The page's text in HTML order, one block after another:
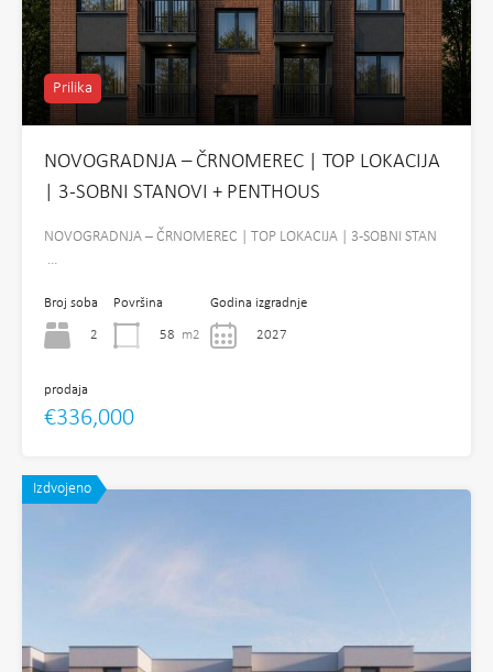
Prilika
NOVOGRADNJA – ČRNOMEREC | TOP LOKACIJA
| 3-SOBNI STANOVI + PENTHOUS
NOVOGRADNJA – ČRNOMEREC | TOP LOKACIJA | 3-SOBNI STAN
…
Broj soba
2
Površina
58 m2
Godina izgradnje
2027
prodaja
€336,000
Izdvojeno